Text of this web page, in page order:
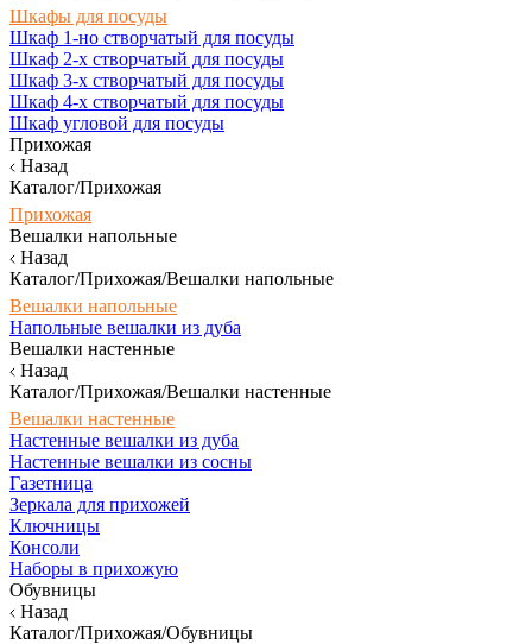
Шкафы для посуды
Шкаф 1-но створчатый для посуды
Шкаф 2-х створчатый для посуды
Шкаф 3-х створчатый для посуды
Шкаф 4-х створчатый для посуды
Шкаф угловой для посуды
Прихожая
Назад
Каталог/Прихожая
Прихожая
Вешалки напольные
Назад
Каталог/Прихожая/Вешалки напольные
Вешалки напольные
Напольные вешалки из дуба
Вешалки настенные
Назад
Каталог/Прихожая/Вешалки настенные
Вешалки настенные
Настенные вешалки из дуба
Настенные вешалки из сосны
Газетница
Зеркала для прихожей
Ключницы
Консоли
Наборы в прихожую
Обувницы
Назад
Каталог/Прихожая/Обувницы